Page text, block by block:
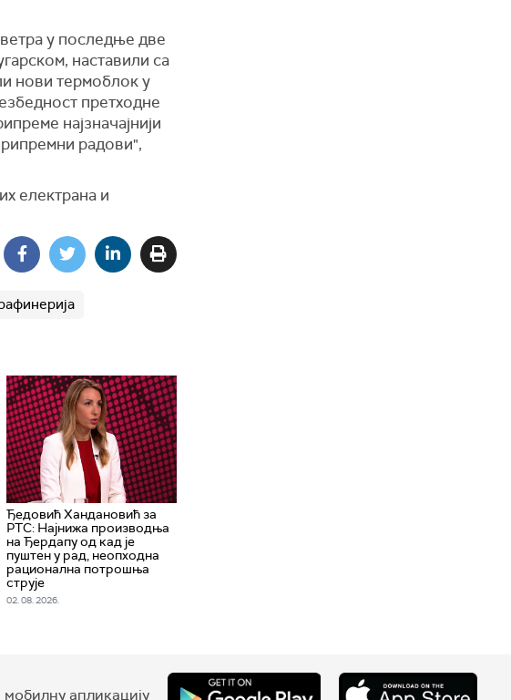
у последње две
наставили са
нови термоблок у
претходне
најзначајнији
радови",
електрана и
Ђедовић Хандановић за
РТС: Најнижа производња
на Ђердапу oд кад је
пуштен у рад, неопходна
рационална потрошња
струје
02. 08. 2026.
апликацију